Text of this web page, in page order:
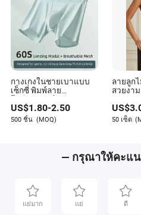
ในประวัติศาสตร์ของแบรนด์ ด้
หลาย ความยั่งยืน และแนวโน้
ความประทับใจให้กับผู้ชมในปั
ด้วยการแสดงแฟชั่นที่กล้าหาญ
และความมุ่งมั่นที่จะพัฒนาไปตา
ได้ยืนยันความเป็นผู้นำในโลกข
ในขณะที่อุตสาหกรรมแฟชั่นยัง
สำเร็จของการแสดงในปี 2024
Secret ไม่ใช่เพียงแค่สิ่งที่ล้าสมั
นำพาไปสู่อนาคต
กางเกงในชายเบาแบบ
เซ็กซี่ พิมพ์ลาย
โพลีเอสเตอร์ ลายเท่ บัมบู
US$1.80-2.50
500 ชิ้น (MOQ)
ลายลูก
สวยงา
สวยงา
ชั้นในเ
US$
50 เซ็ต
— กรุณาให้คะแ
แย่มาก แย่ ดี